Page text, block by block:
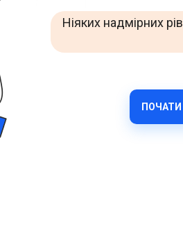
з клієнтами через WhatsApp у
бізнес-повідомлень нового
та інтерактивністю.
Gateway)
VoIP-хаб для якісних бізнес-
Ніяких надмірних